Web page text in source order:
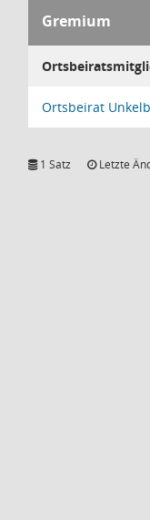
Gremium
Ortsbeirat
1 Satz Letzte